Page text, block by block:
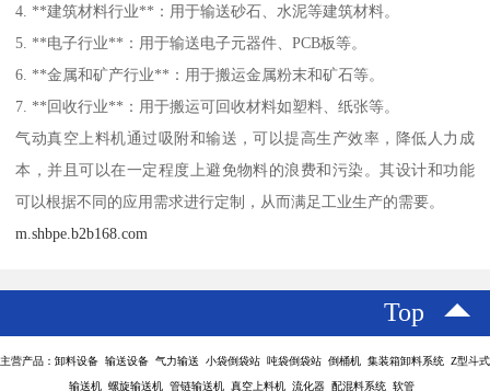
4. **建筑材料行业**：用于输送砂石、水泥等建筑材料。
5. **电子行业**：用于输送电子元器件、PCB板等。
6. **金属和矿产行业**：用于搬运金属粉末和矿石等。
7. **回收行业**：用于搬运可回收材料如塑料、纸张等。
气动真空上料机通过吸附和输送，可以提高生产效率，降低人力成
本，并且可以在一定程度上避免物料的浪费和污染。其设计和功能
可以根据不同的应用需求进行定制，从而满足工业生产的需要。
m.shbpe.b2b168.com
Top
主营产品：卸料设备 输送设备 气力输送 小袋倒袋站 吨袋倒袋站 倒桶机 集装箱卸料系统 Z型斗式
输送机 螺旋输送机 管链输送机 真空上料机 流化器 配混料系统 软管